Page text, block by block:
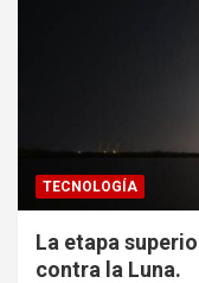
TECNOLOGÍA
La etapa
contra la Luna.